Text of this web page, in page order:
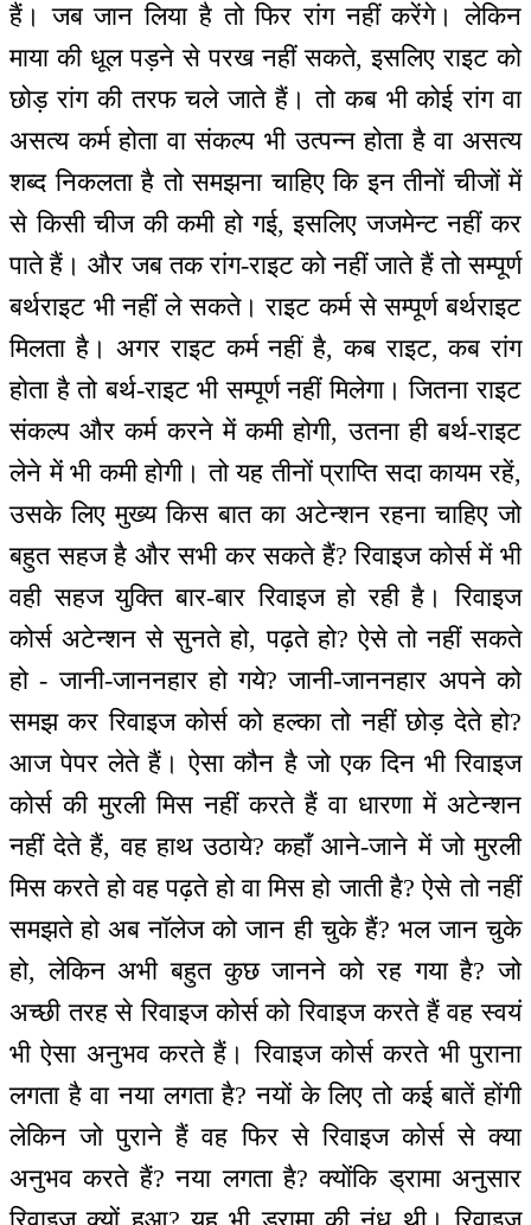
हैं। जब जान लिया है तो फिर रांग नहीं करेंगे। लेकिन
माया की धूल पड़ने से परख नहीं सकते, इसलिए राइट को
छोड़ रांग की तरफ चले जाते हैं। तो कब भी कोई रांग वा
असत्य कर्म होता वा संकल्प भी उत्पन्न होता है वा असत्य
शब्द निकलता है तो समझना चाहिए कि इन तीनों चीजों में
से किसी चीज की कमी हो गई, इसलिए जजमेन्ट नहीं कर
पाते हैं। और जब तक रांग-राइट को नहीं जाते हैं तो सम्पूर्ण
बर्थराइट भी नहीं ले सकते। राइट कर्म से सम्पूर्ण बर्थराइट
मिलता है। अगर राइट कर्म नहीं है, कब राइट, कब रांग
होता है तो बर्थ-राइट भी सम्पूर्ण नहीं मिलेगा। जितना राइट
संकल्प और कर्म करने में कमी होगी, उतना ही बर्थ-राइट
लेने में भी कमी होगी। तो यह तीनों प्राप्ति सदा कायम रहें,
उसके लिए मुख्य किस बात का अटेन्शन रहना चाहिए जो
बहुत सहज है और सभी कर सकते हैं? रिवाइज कोर्स में भी
वही सहज युक्ति बार-बार रिवाइज हो रही है। रिवाइज
कोर्स अटेन्शन से सुनते हो, पढ़ते हो? ऐसे तो नहीं सकते
हो - जानी-जाननहार हो गये? जानी-जाननहार अपने को
समझ कर रिवाइज कोर्स को हल्का तो नहीं छोड़ देते हो?
आज पेपर लेते हैं। ऐसा कौन है जो एक दिन भी रिवाइज
कोर्स की मुरली मिस नहीं करते हैं वा धारणा में अटेन्शन
नहीं देते हैं, वह हाथ उठाये? कहाँ आने-जाने में जो मुरली
मिस करते हो वह पढ़ते हो वा मिस हो जाती है? ऐसे तो नहीं
समझते हो अब नॉलेज को जान ही चुके हैं? भल जान चुके
हो, लेकिन अभी बहुत कुछ जानने को रह गया है? जो
अच्छी तरह से रिवाइज कोर्स को रिवाइज करते हैं वह स्वयं
भी ऐसा अनुभव करते हैं। रिवाइज कोर्स करते भी पुराना
लगता है वा नया लगता है? नयों के लिए तो कई बातें होंगी
लेकिन जो पुराने हैं वह फिर से रिवाइज कोर्स से क्या
अनुभव करते हैं? नया लगता है? क्योंकि ड्रामा अनुसार